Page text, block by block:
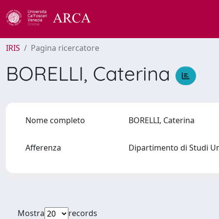
IRIS Pagina ricercatore
BORELLI, Caterina
Nome completo BORELLI, Caterina
Afferenza Dipartimento di Studi
Mostra
records